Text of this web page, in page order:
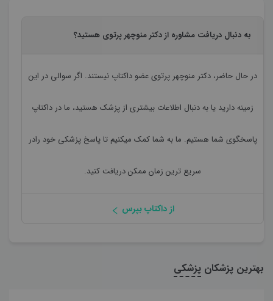
به دنبال دریافت مشاوره از دکتر منوچهر پرتوی هستید؟
در حال حاضر،دکتر منوچهر پرتویعضو داکتاپ نیستند. اگر سوالی در این
زمینه دارید یا به دنبال اطلاعات بیشتری از پزشک هستید، ما در داکتاپ
پاسخگوی شما هستیم. ما به شما کمک میکنیم تا پاسخ پزشکی خود رادر
سریع ترین زمان ممکن دریافت کنید.
از داکتاپ بپرس
بهترین پزشکان پزشکی